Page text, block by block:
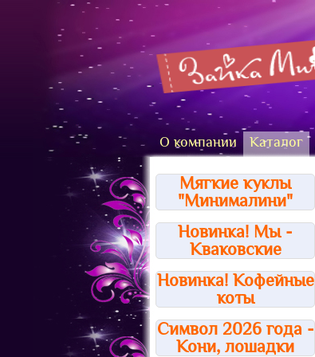
О компании Каталог
Мягкие куклы
"Минималини"
Новинка! Мы -
Кваковские
Новинка! Кофейные
коты
Символ 2026 года -
Кони, лошадки